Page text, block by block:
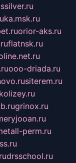
orior-aks.ru
flatnsk.ru
ooo-driada.ru
siterem.ru
grinox.ru
perm.ru
drsschool.ru